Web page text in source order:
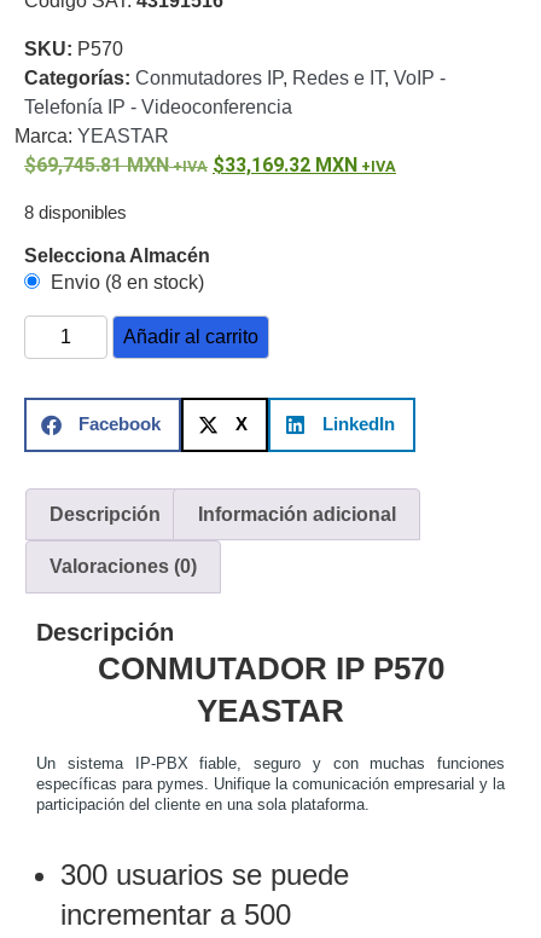
Refacciones
de
VideoTransceptores
de Video
Cables y
Adaptador
a
RCA Audio
Video
Cable
ConectoresCables
Armados -
CoaxialCategoría
ÓpticaPara
Alimentación
y
ElectricidadRG59
Tipo
CaPTelefónicoVGA
/ DVI /
IP y NVRs
Ambientes
y
Decodificadores
SKU: P570
Categorías: Conmutadores IP, Redes e IT, VoIP -
Telefonía IP - Videoconferencia
Marca: YEASTAR
69,745.81MXN 33,169.32 MXN
8 disponibles
Selecciona Almacén
Envio (8 en stock)
Añadir al carrito
Facebook X LinkedIn
Descripción Información adicional
Valoraciones (0)
Descripción
CONMUTADOR IP P570
YEASTAR
Un sistema IP-PBX fiable, seguro y con muchas funciones
específicas para pymes. Unifique la comunicación empresarial y la
participación del cliente en una sola plataforma.
300 usuarios se puede
incrementar a 500